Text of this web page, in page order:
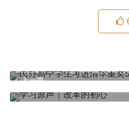
上一篇
民办高中学生考进清华重奖50万